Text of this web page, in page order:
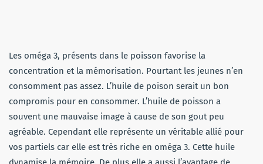
Les oméga 3, présents dans le poisson favorise la
concentration et la mémorisation. Pourtant les jeunes n’en
consomment pas assez. L’huile de poison serait un bon
compromis pour en consommer. L’huile de poisson a
souvent une mauvaise image à cause de son gout peu
agréable. Cependant elle représente un véritable allié pour
vos partiels car elle est très riche en oméga 3. Cette huile